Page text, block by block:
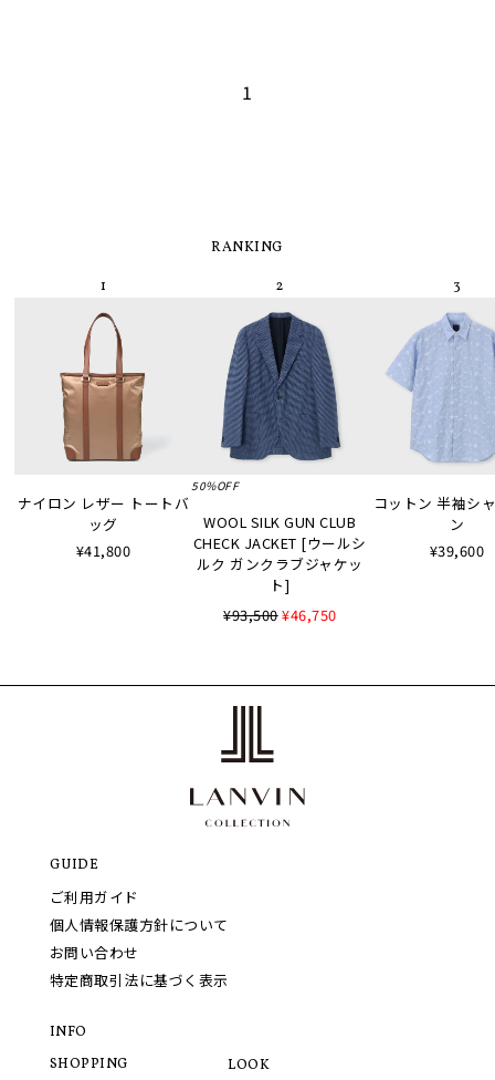
1
RANKING
ナイロン レザー トートバ
ッグ
¥41,800
50%OFF
WOOL SILK GUN CLUB
CHECK JACKET [ウールシ
ルク ガンクラブジャケッ
ト]
¥93,500¥46,750
コットン 半袖シ
ン
¥39,600
GUIDE
ご利用ガイド
個人情報保護方針について
お問い合わせ
特定商取引法に基づく表示
INFO
SHOPPING
LOOK